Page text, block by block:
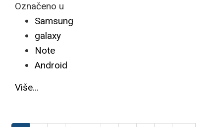
Označeno u
Samsung
galaxy
Note
Android
Više...